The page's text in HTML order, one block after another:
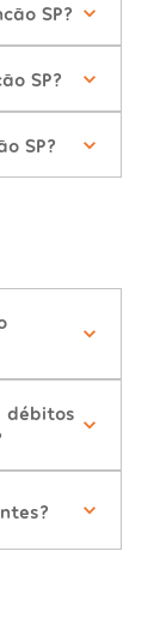
SP?
SP?
SP?
débitos